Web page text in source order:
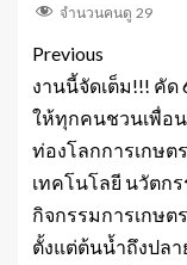
จำนวนคนดู 29
Previous
งานนี้จัดเต็ม!!! คัด
ให้ทุกคนชวนเพื่อ
ท่องโลกการเกษต
เทคโนโลยี นวัตก
กิจกรรมการเกษต
ตั้งแต่ต้นน้ำถึงปลา